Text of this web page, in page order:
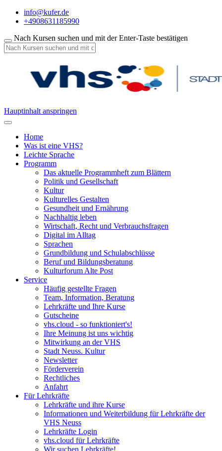
info@kufer.de
+4908631185990
Nach Kursen suchen und mit der Enter-Taste bestätigen
Hauptinhalt anspringen
Home
Was ist eine VHS?
Leichte Sprache
Programm
Das aktuelle Programmheft zum Blättern
Politik und Gesellschaft
Kultur
Kulturelles Gestalten
Gesundheit und Ernährung
Nachhaltig leben
Wirtschaft, Recht und Verbrauchsfragen
Digital im Alltag
Sprachen
Grundbildung und Schulabschlüsse
Beruf und Bildungsberatung
Kulturforum Alte Post
Service
Häufig gestellte Fragen
Team, Information, Beratung
Lehrkräfte und Ihre Kurse
Gutscheine
vhs.cloud - so funktioniert's!
Ihre Meinung ist uns wichtig
Mitwirkung an der VHS
Stadt Neuss. Kultur
Newsletter
Förderverein
Rechtliches
Anfahrt
Für Lehrkräfte
Lehrkräfte und ihre Kurse
Informationen und Weiterbildung für Lehrkräfte der
VHS Neuss
Lehrkräfte Login
vhs.cloud für Lehrkräfte
Wir suchen Lehrkräfte!